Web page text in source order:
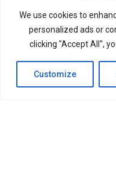
We use cookies to
personalized ads or
clicking "Accept All",
Customize